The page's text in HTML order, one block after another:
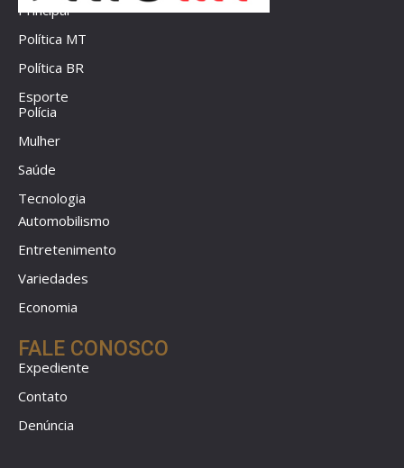
Principal
Política MT
Política BR
Esporte
Polícia
Mulher
Saúde
Tecnologia
Automobilismo
Entretenimento
Variedades
Economia
FALE CONOSCO
Expediente
Contato
Denúncia